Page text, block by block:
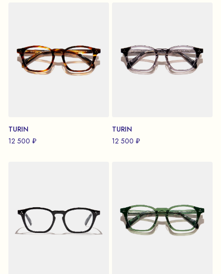
TURIN
12 500 ₽
TURIN
12 500 ₽